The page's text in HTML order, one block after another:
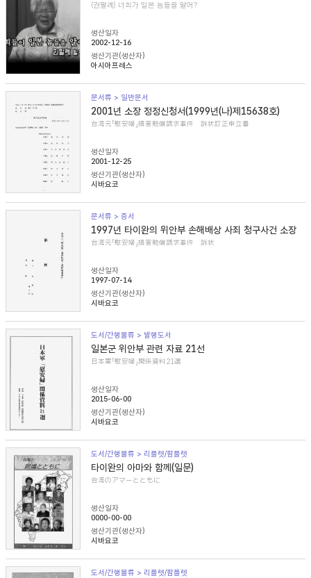
(권말례) 너희가 일본 놈들을 알어?
생산일자
2002-12-16
생산기관(생산자)
아시아프레스
문서류 > 일반문서
2001년 소장 정정신청서(1999년(나)제15638호)
台湾元「慰安婦」損害賠償請求事件 訴状訂正申立書
생산일자
2001-12-25
생산기관(생산자)
시바요코
문서류 > 증서
1997년 타이완의 위안부 손해배상 사죄 청구사건 소장
台湾元「慰安婦」損害賠償請求事件 訴状
생산일자
1997-07-14
생산기관(생산자)
시바요코
도서/간행물류 > 발행도서
일본군 위안부 관련 자료 21선
日本軍「慰安婦」関係資料21選
생산일자
2015-06-00
생산기관(생산자)
시바요코
도서/간행물류 > 리플렛/팜플렛
타이완의 아마와 함께(일문)
台湾のアマーとともに
생산일자
0000-00-00
생산기관(생산자)
시바요코
도서/간행물류 > 리플렛/팜플렛